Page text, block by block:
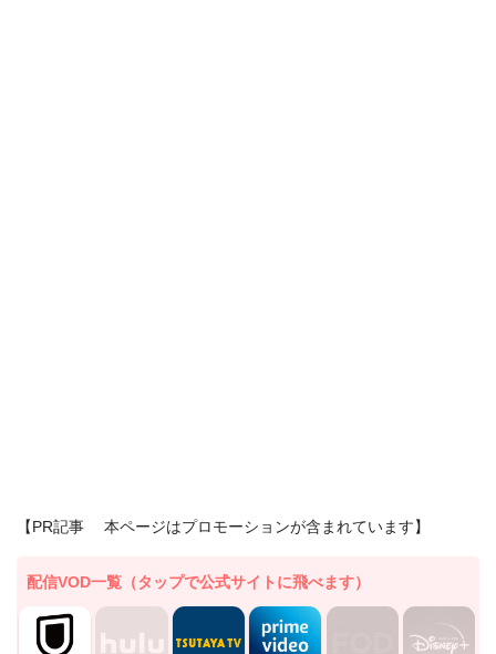
【PR記事 本ページはプロモーションが含まれています】
配信VOD一覧（タップで公式サイトに飛べます）